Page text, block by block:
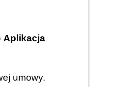
Aplikacja
umowy.